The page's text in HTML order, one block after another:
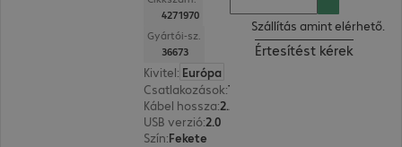
4271970
Gyártói-sz.
36673
Kivitel: Európa
Csatlakozások:
Kábel hossza: 2 m
USB verzió:2.0
Szín:Fekete
Szállítás amint elérhető.
Értesítést kérek